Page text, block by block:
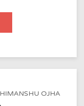
HIMANSHU OJHA